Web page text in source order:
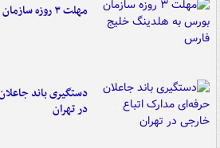
مهلت ۳ روزه سازمان بورس به هلدینگ خلیج فارس
دستگیری باند
در تهران